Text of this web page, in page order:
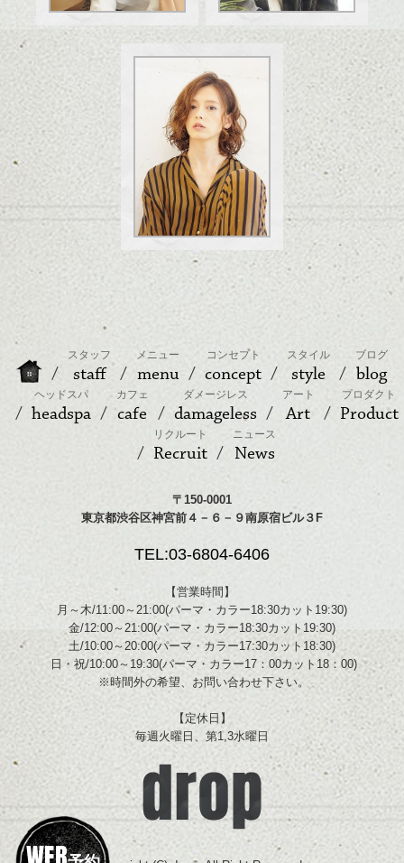
スタッフ
staff
メニュー
menu
コンセプト
concept
スタイル
style
ブログ
blog
ヘッドスパ
headspa
カフェ
cafe
ダメージレス
damageless
アート
Art
プロダクト
Product
リクルート
Recruit
ニュース
News
〒150-0001
東京都渋谷区神宮前４－６－９南原宿ビル３F
TEL:03-6804-6406
【営業時間】
月～木/11:00～21:00(パーマ・カラー18:30カット19:30)
金/12:00～21:00(パーマ・カラー18:30カット19:30)
土/10:00～20:00(パーマ・カラー17:30カット18:30)
日・祝/10:00～19:30(パーマ・カラー17：00カット18：00)
※時間外の希望、お問い合わせ下さい。
【定休日】
毎週火曜日、第1,3水曜日